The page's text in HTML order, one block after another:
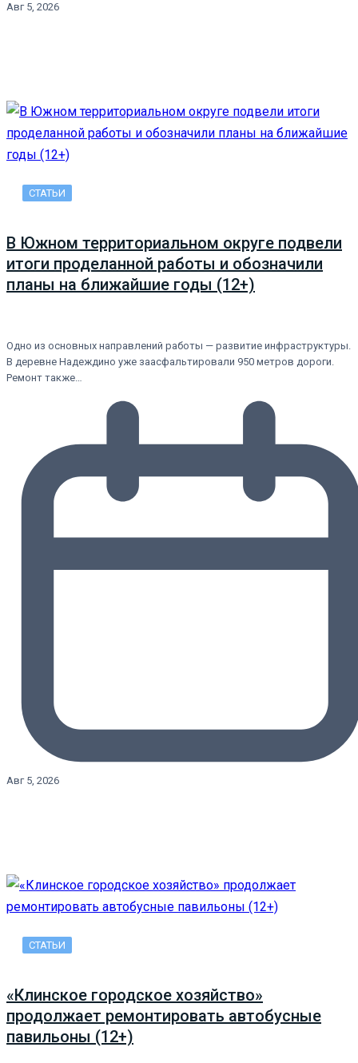
Авг 5, 2026
СТАТЬИ
В Южном территориальном округе подвели
итоги проделанной работы и обозначили
планы на ближайшие годы (12+)
Одно из основных направлений работы — развитие инфраструктуры.
В деревне Надеждино уже заасфальтировали 950 метров дороги.
Ремонт также…
Авг 5, 2026
СТАТЬИ
«Клинское городское хозяйство»
продолжает ремонтировать автобусные
павильоны (12+)